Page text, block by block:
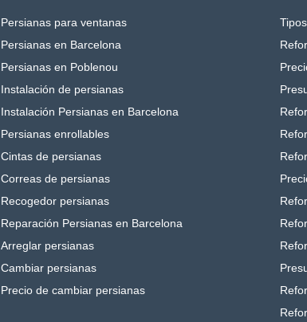
Persianas para ventanas
Persianas en Barcelona
Persianas en Poblenou
Instalación de persianas
Instalación Persianas en Barcelona
Persianas enrollables
Cintas de persianas
Correas de persianas
Recogedor persianas
Reparación Persianas en Barcelona
Arreglar persianas
Cambiar persianas
Precio de cambiar persianas